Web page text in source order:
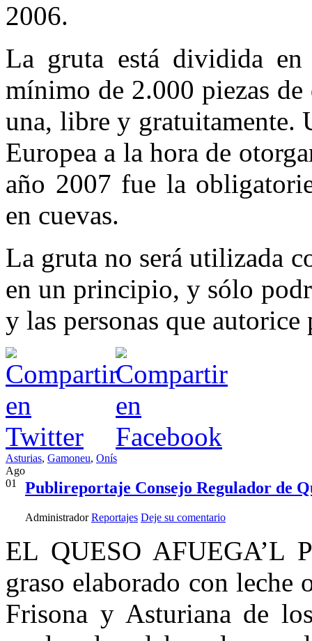
2006.
La gruta está dividida
mínimo de 2.000 piezas
una, libre y gratuitamente.
Europea a la hora de
año 2007 fue la
en cuevas.
La gruta no será utilizada
en un principio, y sólo
y las personas que
Asturias, Gamoneu, Onís
Ago
01
Publireportaje Consejo Regulador de
Administrador Reportajes Deje su comentario
EL QUESO AFUEGA’L
graso elaborado con leche
Frisona y Asturiana de